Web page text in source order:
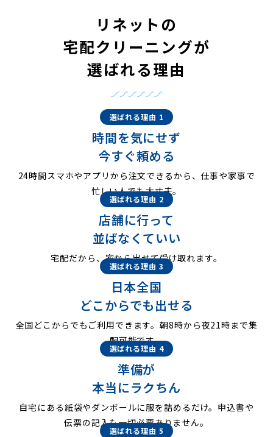
リネットの
宅配クリーニングが
選ばれる理由
選ばれる理由 1
時間を気にせず
今すぐ頼める
24時間スマホやアプリから注文できるから、仕事や家事で
忙しい人でも大丈夫。
選ばれる理由 2
店舗に行って
並ばなくていい
宅配だから、家から出せて受け取れます。
選ばれる理由 3
日本全国
どこからでも出せる
全国どこからでもご利用できます。朝8時から夜21時まで集
配可能です。
選ばれる理由 4
準備が
本当にラクちん
自宅にある紙袋やダンボールに服を詰めるだけ。申込書や
伝票の記入も一切必要ありません。
選ばれる理由 5